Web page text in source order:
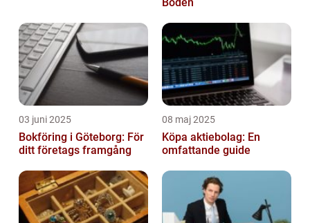
Boden
03 juni 2025
Bokföring i Göteborg: För
ditt företags framgång
08 maj 2025
Köpa aktiebolag: En
omfattande guide